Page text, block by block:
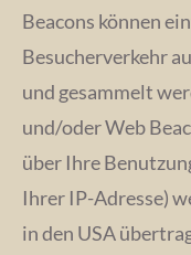
Beacons können
Besucherverkehr
und gesammelt
und/oder Web
über Ihre
Ihrer IP-Adresse)
in den USA